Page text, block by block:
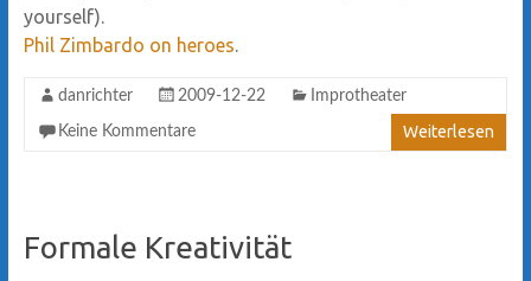
yourself).
Phil Zimbardo on heroes.
danrichter 2009-12-22 Improtheater
Keine Kommentare Weiterlesen
Formale Kreativität